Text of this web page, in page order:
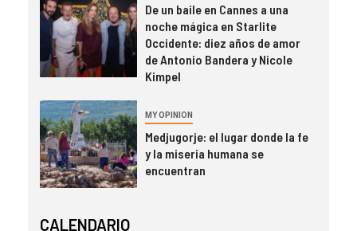
De un baile en Cannes a una
noche mágica en Starlite
Occidente: diez años de amor
de Antonio Bandera y Nicole
Kimpel
MY OPINION
Medjugorje: el lugar donde la fe
y la miseria humana se
encuentran
CALENDARIO